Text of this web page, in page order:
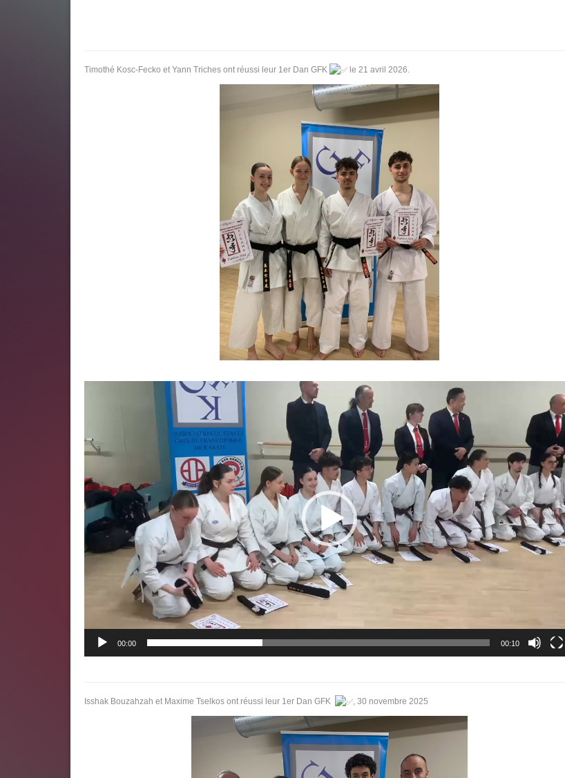
Timothé Kosc-Fecko et Yann Triches ont réussi leur 1er Dan GFK le 21 avril 2026.
00:00 00:10
Isshak Bouzahzah et Maxime Tselkos ont réussi leur 1er Dan GFK , 30 novembre 2025